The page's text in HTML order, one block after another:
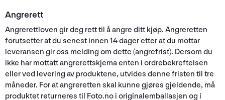
Angrerett
Angrerettloven gir deg rett til å angre ditt kjøp. Angreretten
forutsetter at du senest innen 14 dager etter at du mottar
leveransen gir oss melding om dette (angrefrist). Dersom du
ikke har mottatt angrerettskjema enten i ordrebekreftelsen
eller ved levering av produktene, utvides denne fristen til tre
måneder. For at angreretten skal kunne gjøres gjeldende, må
produktet returneres til Foto.no i originalemballasjen og i